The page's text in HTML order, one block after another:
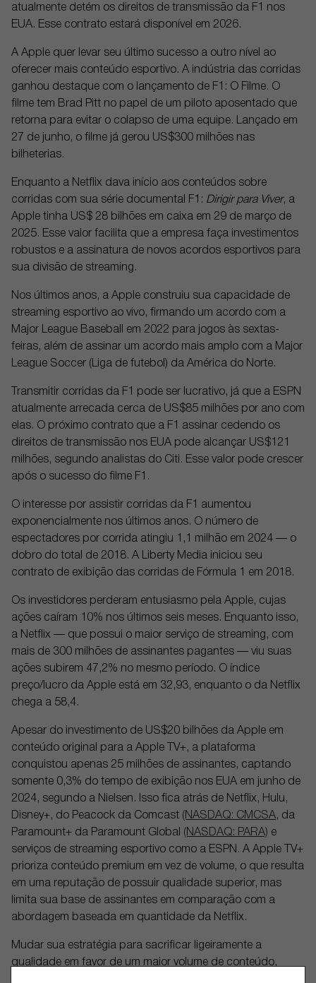
atualmente detém os direitos de transmissão da F1 nos
EUA. Esse contrato estará disponível em 2026.
A Apple quer levar seu último sucesso a outro nível ao
oferecer mais conteúdo esportivo. A indústria das corridas
ganhou destaque com o lançamento de F1: O Filme. O
filme tem Brad Pitt no papel de um piloto aposentado que
retorna para evitar o colapso de uma equipe. Lançado em
27 de junho, o filme já gerou US$300 milhões nas
bilheterias.
Enquanto a Netflix dava início aos conteúdos sobre
corridas com sua série documental F1: Dirigir para Viver, a
Apple tinha US$ 28 bilhões em caixa em 29 de março de
2025. Esse valor facilita que a empresa faça investimentos
robustos e a assinatura de novos acordos esportivos para
sua divisão de streaming.
Nos últimos anos, a Apple construiu sua capacidade de
streaming esportivo ao vivo, firmando um acordo com a
Major League Baseball em 2022 para jogos às sextas-
feiras, além de assinar um acordo mais amplo com a Major
League Soccer (Liga de futebol) da América do Norte.
Transmitir corridas da F1 pode ser lucrativo, já que a ESPN
atualmente arrecada cerca de US$85 milhões por ano com
elas. O próximo contrato que a F1 assinar cedendo os
direitos de transmissão nos EUA pode alcançar US$121
milhões, segundo analistas do Citi. Esse valor pode crescer
após o sucesso do filme F1.
O interesse por assistir corridas da F1 aumentou
exponencialmente nos últimos anos. O número de
espectadores por corrida atingiu 1,1 milhão em 2024 — o
dobro do total de 2018. A Liberty Media iniciou seu
contrato de exibição das corridas de Fórmula 1 em 2018.
Os investidores perderam entusiasmo pela Apple, cujas
ações caíram 10% nos últimos seis meses. Enquanto isso,
a Netflix — que possui o maior serviço de streaming, com
mais de 300 milhões de assinantes pagantes — viu suas
ações subirem 47,2% no mesmo período. O índice
preço/lucro da Apple está em 32,93, enquanto o da Netflix
chega a 58,4.
Apesar do investimento de US$20 bilhões da Apple em
conteúdo original para a Apple TV+, a plataforma
conquistou apenas 25 milhões de assinantes, captando
somente 0,3% do tempo de exibição nos EUA em junho de
2024, segundo a Nielsen. Isso fica atrás de Netflix, Hulu,
Disney+, do Peacock da Comcast (NASDAQ: CMCSA, da
Paramount+ da Paramount Global (NASDAQ: PARA) e
serviços de streaming esportivo como a ESPN. A Apple TV+
prioriza conteúdo premium em vez de volume, o que resulta
em uma reputação de possuir qualidade superior, mas
limita sua base de assinantes em comparação com a
abordagem baseada em quantidade da Netflix.
Mudar sua estratégia para sacrificar ligeiramente a
qualidade em favor de um maior volume de conteúdo,